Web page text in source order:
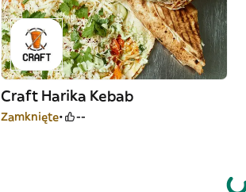
Craft Harika Kebab
Zamknięte --